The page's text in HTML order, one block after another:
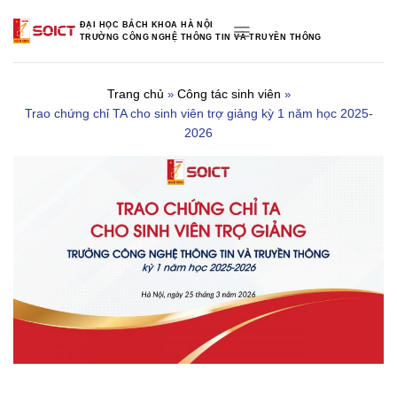
content
ĐẠI HỌC BÁCH KHOA HÀ NỘI
TRƯỜNG CÔNG NGHỆ THÔNG TIN VÀ TRUYỀN THÔNG
Trang chủ » Công tác sinh viên »
Trao chứng chỉ TA cho sinh viên trợ giảng kỳ 1 năm học 2025-
2026